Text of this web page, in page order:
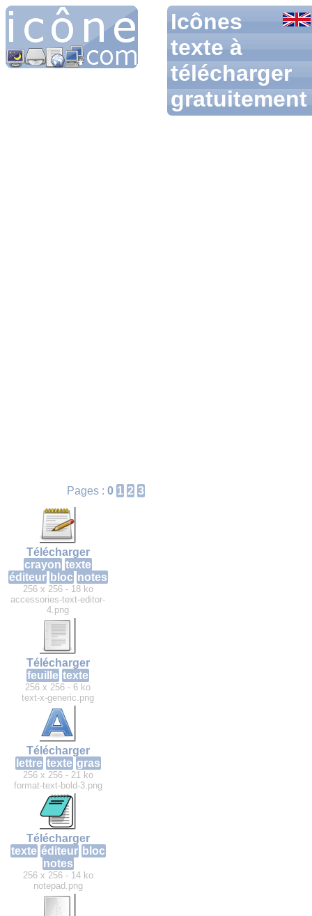
Icônes
texte à
télécharger
gratuitement
Pages : 0 1 2 3
Télécharger
crayon texte
éditeur bloc notes
256 x 256 - 18 ko
accessories-text-editor-
4.png
Télécharger
feuille texte
256 x 256 - 6 ko
text-x-generic.png
Télécharger
lettre texte gras
256 x 256 - 21 ko
format-text-bold-3.png
Télécharger
texte éditeur bloc
notes
256 x 256 - 14 ko
notepad.png